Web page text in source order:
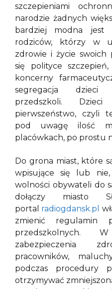
szczepieniami
narodzie żadnych
bardziej modna jest
rodziców, którzy w
zdrowie i życie swoich
się polityce
koncerny
segregacja dzieci
przedszkoli.
pierwszeństwo, czyli
pod uwagę ilość
placówkach, po
Do grona miast, które
wpisujące się lub
wolności obywateli do
dołączy miasto
portal radiogdansk.pl
zmienić regulamin
przedszkolnych.
zabezpieczenia
pracowników,
podczas procedury
otrzymywać